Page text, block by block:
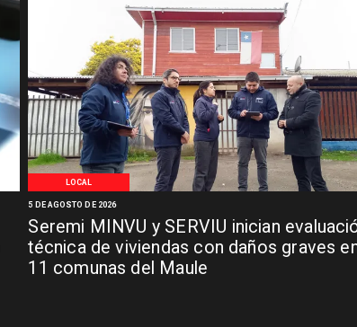
LOCAL
Seremi MINVU y SERVIU inician
técnica de viviendas con daños graves
11 comunas del Maule
5 DE AGOSTO DE 2026